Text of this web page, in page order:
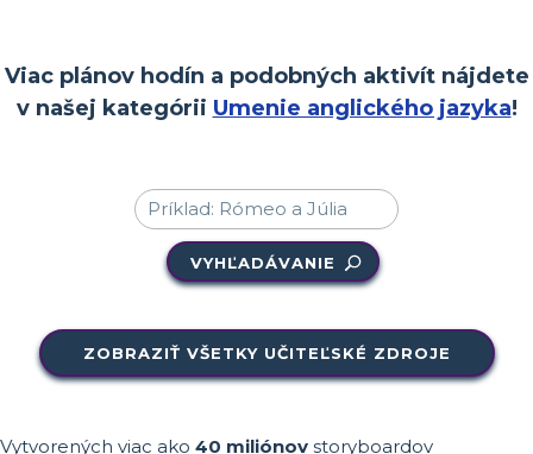
Viac plánov hodín a podobných aktivít nájdete
v našej kategórii Umenie anglického jazyka!
VYHĽADÁVANIE
ZOBRAZIŤ VŠETKY UČITEĽSKÉ ZDROJE
Vytvorených viac ako 40 miliónov storyboardov